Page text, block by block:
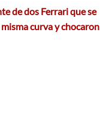
de dos Ferrari que se
curva y chocaron